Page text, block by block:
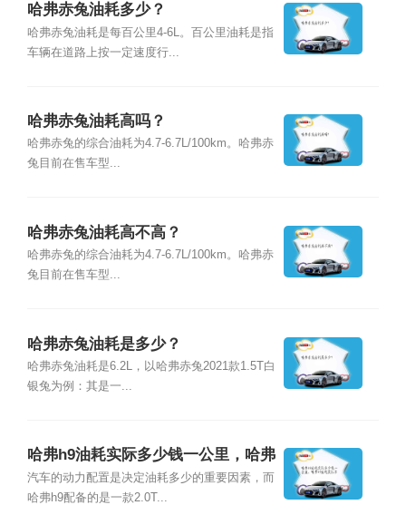
哈弗赤兔油耗多少？
哈弗赤兔油耗是每百公里4-6L。百公里油耗是指
车辆在道路上按一定速度行...
哈弗赤兔油耗高吗？
哈弗赤兔的综合油耗为4.7-6.7L/100km。哈弗赤
兔目前在售车型...
哈弗赤兔油耗高不高？
哈弗赤兔的综合油耗为4.7-6.7L/100km。哈弗赤
兔目前在售车型...
哈弗赤兔油耗是多少？
哈弗赤兔油耗是6.2L，以哈弗赤兔2021款1.5T白
银兔为例：其是一...
哈弗h9油耗实际多少钱一公里，哈弗
h9油耗实际多
汽车的动力配置是决定油耗多少的重要因素，而
哈弗h9配备的是一款2.0T...